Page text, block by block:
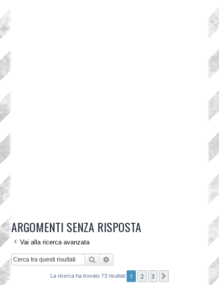
ARGOMENTI SENZA RISPOSTA
Vai alla ricerca avanzata
Cerca
La ricerca ha trovato 73 risultati 1 2 3